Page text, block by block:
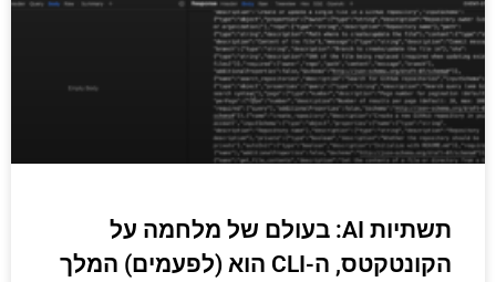
תשתיות AI: בעולם של מלחמה על
הקונטקטס, ה-CLI הוא (לפעמים) המלך